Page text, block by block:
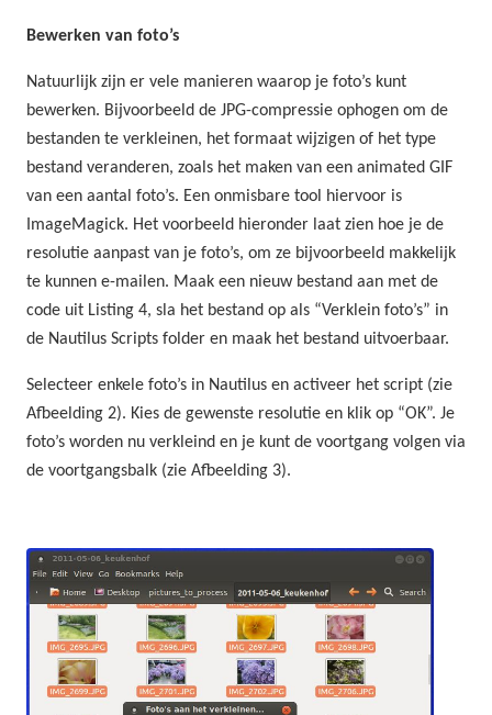
Bewerken van foto’s
Natuurlijk zijn er vele manieren waarop je foto’s kunt
bewerken. Bijvoorbeeld de JPG-compressie ophogen om de
bestanden te verkleinen, het formaat wijzigen of het type
bestand veranderen, zoals het maken van een animated GIF
van een aantal foto’s. Een onmisbare tool hiervoor is
ImageMagick. Het voorbeeld hieronder laat zien hoe je de
resolutie aanpast van je foto’s, om ze bijvoorbeeld makkelijk
te kunnen e-mailen. Maak een nieuw bestand aan met de
code uit Listing 4, sla het bestand op als “Verklein foto’s” in
de Nautilus Scripts folder en maak het bestand uitvoerbaar.
Selecteer enkele foto’s in Nautilus en activeer het script (zie
Afbeelding 2). Kies de gewenste resolutie en klik op “OK”. Je
foto’s worden nu verkleind en je kunt de voortgang volgen via
de voortgangsbalk (zie Afbeelding 3).